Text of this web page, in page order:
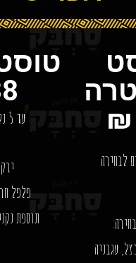
עגבניה
₪
עד 5 נקניקים לבחירה
פלפל
תוספת